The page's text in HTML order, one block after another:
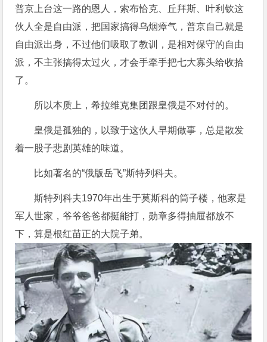
普京上台这一路的恩人，索布恰克、丘拜斯、叶利钦这
伙人全是自由派，把国家搞得乌烟瘴气，普京自己就是
自由派出身，不过他们吸取了教训，是相对保守的自由
派，不主张搞得太过火，才会手牵手把七大寡头给收拾
了。
所以本质上，希拉维克集团跟皇俄是不对付的。
皇俄是孤独的，以致于这伙人早期做事，总是散发
着一股子悲剧英雄的味道。
比如著名的“俄版岳飞”斯特列科夫。
斯特列科夫1970年出生于莫斯科的筒子楼，他家是
军人世家，爷爷爸爸都挺能打，勋章多得抽屉都放不
下，算是根红苗正的大院子弟。